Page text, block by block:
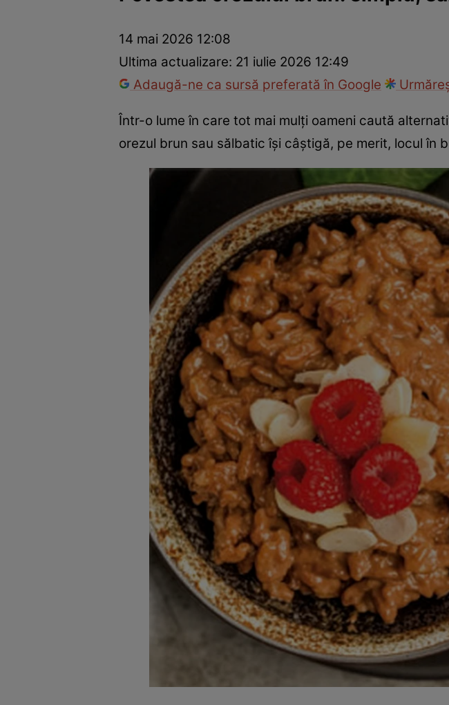
Mâncăruri rapideRețete cu legume
14 mai 2026 12:08
Ultima actualizare: 21 iulie 2026 12:49
Adaugă-ne ca sursă preferată în Google
Într-o lume în care tot mai mulți oameni caută
orezul brun sau sălbatic își câștigă, pe merit, locul în